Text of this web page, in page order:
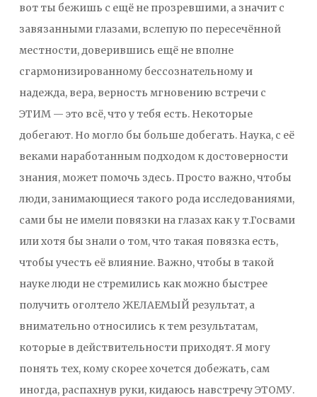
вот ты бежишь с ещё не прозревшими, а значит с
завязанными глазами, вслепую по пересечённой
местности, доверившись ещё не вполне
сгармонизированному бессознательному и
надежда, вера, верность мгновению встречи с
ЭТИМ — это всё, что у тебя есть. Некоторые
добегают. Но могло бы больше добегать. Наука, с её
веками наработанным подходом к достоверности
знания, может помочь здесь. Просто важно, чтобы
люди, занимающиеся такого рода исследованиями,
сами бы не имели повязки на глазах как у т.Госвами
или хотя бы знали о том, что такая повязка есть,
чтобы учесть её влияние. Важно, чтобы в такой
науке люди не стремились как можно быстрее
получить оголтело ЖЕЛАЕМЫЙ результат, а
внимательно относились к тем результатам,
которые в действительности приходят. Я могу
понять тех, кому скорее хочется добежать, сам
иногда, распахнув руки, кидаюсь навстречу ЭТОМУ.